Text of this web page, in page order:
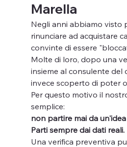
Marella
Negli anni abbiamo visto
rinunciare ad acquistare
convinte di essere
Molte di loro, dopo una
insieme al consulente del
invece scoperto di poter
Per questo motivo il
semplice:
non partire mai da
Parti sempre dai dati reali.
Una verifica preventiva